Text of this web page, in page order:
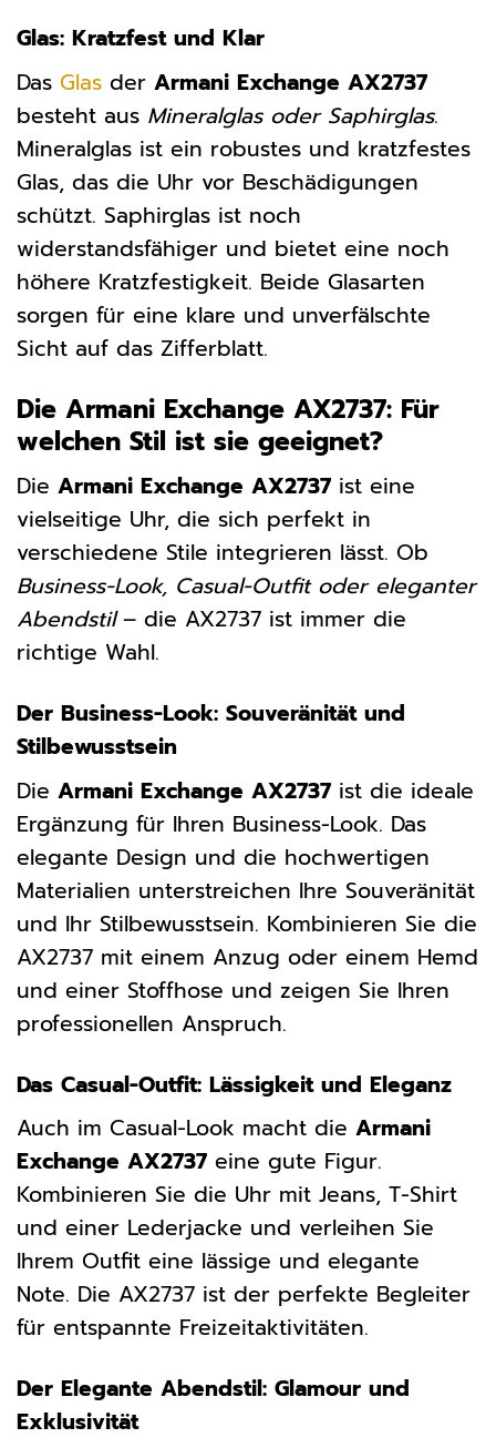
Glas: Kratzfest und Klar
Das Glas der Armani Exchange AX2737
besteht aus Mineralglas oder Saphirglas.
Mineralglas ist ein robustes und kratzfestes
Glas, das die Uhr vor Beschädigungen
schützt. Saphirglas ist noch
widerstandsfähiger und bietet eine noch
höhere Kratzfestigkeit. Beide Glasarten
sorgen für eine klare und unverfälschte
Sicht auf das Zifferblatt.
Die Armani Exchange AX2737: Für
welchen Stil ist sie geeignet?
Die Armani Exchange AX2737 ist eine
vielseitige Uhr, die sich perfekt in
verschiedene Stile integrieren lässt. Ob
Business-Look, Casual-Outfit oder eleganter
Abendstil– die AX2737 ist immer die
richtige Wahl.
Der Business-Look: Souveränität und
Stilbewusstsein
Die Armani Exchange AX2737 ist die ideale
Ergänzung für Ihren Business-Look. Das
elegante Design und die hochwertigen
Materialien unterstreichen Ihre Souveränität
und Ihr Stilbewusstsein. Kombinieren Sie die
AX2737 mit einem Anzug oder einem Hemd
und einer Stoffhose und zeigen Sie Ihren
professionellen Anspruch.
Das Casual-Outfit: Lässigkeit und Eleganz
Auch im Casual-Look macht die Armani
Exchange AX2737 eine gute Figur.
Kombinieren Sie die Uhr mit Jeans, T-Shirt
und einer Lederjacke und verleihen Sie
Ihrem Outfit eine lässige und elegante
Note. Die AX2737 ist der perfekte Begleiter
für entspannte Freizeitaktivitäten.
Der Elegante Abendstil: Glamour und
Exklusivität